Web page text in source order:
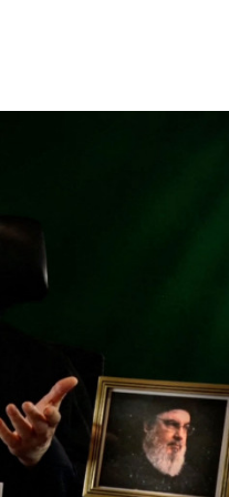
সংবিধান অনুযায়ী
খিলক্ষেত থানা বিএনপির
প্রেমের সম্পর্ক ছিন্ন না
অবশেষে পদত্যাগ করলেন
‘রাষ্ট্রপতি হিসেবে